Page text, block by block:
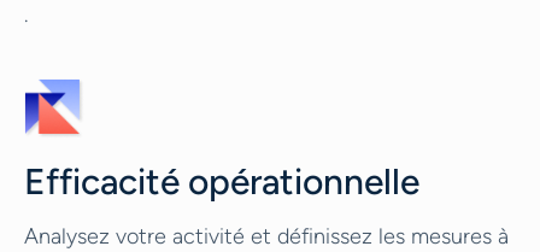
.
Efficacité opérationnelle
Analysez votre activité et définissez les mesures à